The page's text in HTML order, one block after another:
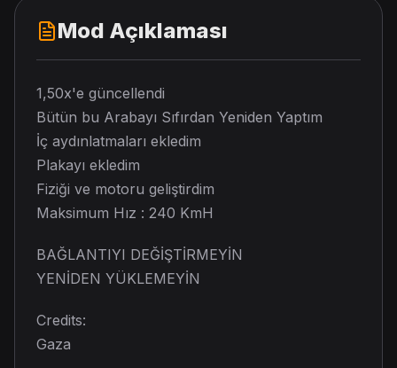
Mod Açıklaması
1,50x'e güncellendi
Bütün bu Arabayı Sıfırdan Yeniden Yaptım
İç aydınlatmaları ekledim
Plakayı ekledim
Fiziği ve motoru geliştirdim
Maksimum Hız : 240 KmH
BAĞLANTIYI DEĞİŞTİRMEYİN
YENİDEN YÜKLEMEYİN
Credits:
Gaza